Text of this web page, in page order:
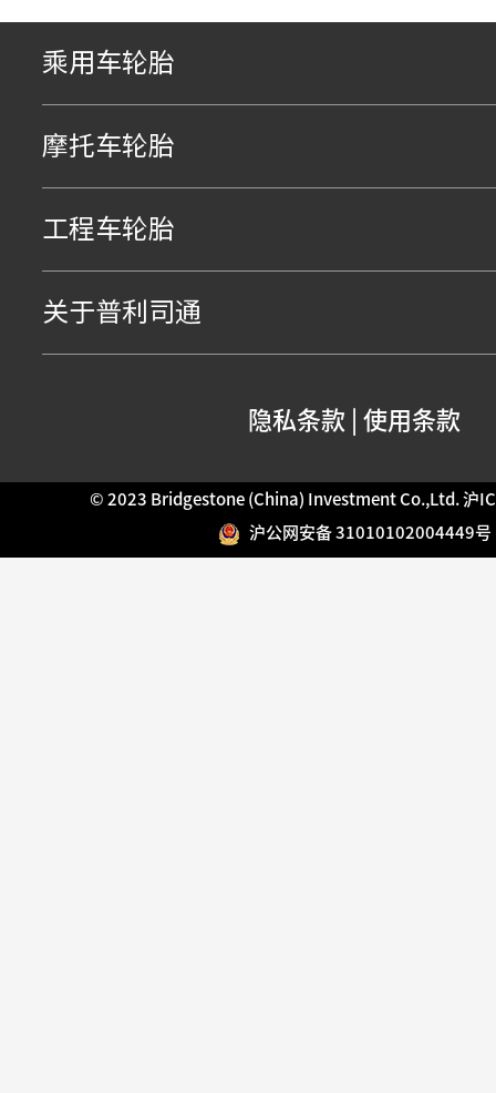
乘用车轮胎
摩托车轮胎
工程车轮胎
关于普利司通
隐私条款 | 使用条款
© 2023 Bridgestone (China) Investment Co.,Ltd.沪
沪公网安备 31010102004449号